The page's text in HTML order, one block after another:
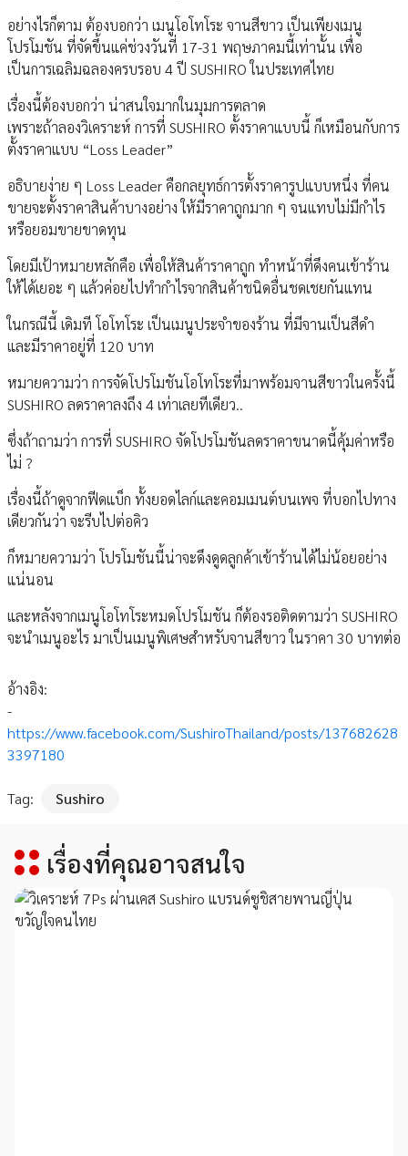
อย่างไรก็ตาม ต้องบอกว่า เมนูโอโทโระ จานสีขาว เป็นเพียงเมนู
โปรโมชัน ที่จัดขึ้นแค่ช่วงวันที่ 17-31 พฤษภาคมนี้เท่านั้น เพื่อ
เป็นการเฉลิมฉลองครบรอบ 4 ปี SUSHIRO ในประเทศไทย
เรื่องนี้ต้องบอกว่า น่าสนใจมากในมุมการตลาด
เพราะถ้าลองวิเคราะห์ การที่ SUSHIRO ตั้งราคาแบบนี้ ก็เหมือนกับการ
ตั้งราคาแบบ “Loss Leader”
อธิบายง่าย ๆ Loss Leader คือกลยุทธ์การตั้งราคารูปแบบหนึ่ง ที่คน
ขายจะตั้งราคาสินค้าบางอย่าง ให้มีราคาถูกมาก ๆ จนแทบไม่มีกำไร
หรือยอมขายขาดทุน
โดยมีเป้าหมายหลักคือ เพื่อให้สินค้าราคาถูก ทำหน้าที่ดึงคนเข้าร้าน
ให้ได้เยอะ ๆ แล้วค่อยไปทำกำไรจากสินค้าชนิดอื่นชดเชยกันแทน
ในกรณีนี้ เดิมที โอโทโระ เป็นเมนูประจำของร้าน ที่มีจานเป็นสีดำ
และมีราคาอยู่ที่ 120 บาท
หมายความว่า การจัดโปรโมชันโอโทโระที่มาพร้อมจานสีขาวในครั้งนี้
SUSHIRO ลดราคาลงถึง 4 เท่าเลยทีเดียว..
ซึ่งถ้าถามว่า การที่ SUSHIRO จัดโปรโมชันลดราคาขนาดนี้คุ้มค่าหรือ
ไม่ ?
เรื่องนี้ถ้าดูจากฟีดแบ็ก ทั้งยอดไลก์และคอมเมนต์บนเพจ ที่บอกไปทาง
เดียวกันว่า จะรีบไปต่อคิว
ก็หมายความว่า โปรโมชันนี้น่าจะดึงดูดลูกค้าเข้าร้านได้ไม่น้อยอย่าง
แน่นอน
และหลังจากเมนูโอโทโระหมดโปรโมชัน ก็ต้องรอติดตามว่า SUSHIRO
จะนำเมนูอะไร มาเป็นเมนูพิเศษสำหรับจานสีขาว ในราคา 30 บาทต่อ
อ้างอิง:
-
https://www.facebook.com/SushiroThailand/posts/137682628
3397180
Tag: Sushiro
เรื่องที่คุณอาจสนใจ